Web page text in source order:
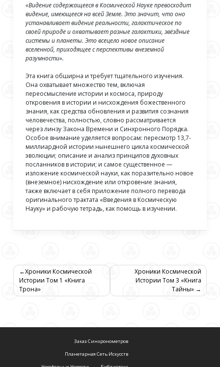
«Видение содержащееся в Космической Науке превосходит
видение, имеющееся на всей Земле. Это значит, что оно
устанавливает видение реальности, галактическое по
своей природе и охватывает разные галактики, звёздные
системы и планеты. Это всецело новое описание
вселенной, приходящее с перспективы внеземной
разумности».
Эта книга обширна и требует тщательного изучения.
Она охватывает множество тем, включая
переосмысление истории и космоса, природу
откровения в истории и нисхождения божественного
знания, как средства обновления и развития сознания
человечества, полностью, словно рассматривается
через линзу Закона Времени и Синхронного Порядка.
Особое внимание уделяется вопросам: пересмотр 13,7-
миллиардной истории нынешнего цикла космической
эволюции; описание и анализ принципов духовных
посланников в истории; и самое существенное —
изложение космической науки, как поразительно новое
(внеземное) нисхождение или откровение знания,
также включает в себя приложение полного перевода
оригинального трактата «Введения в Космическую
Науку» и рабочую тетрадь, как помощь в изучении.
Навигация
по
записям
Хроники Космической
Истории Том 1 «Книга
Трона»
Хроники Космической
Истории Том 3 «Книга
Тайны»
Заказ Синхронометров
Планетарная Сеть Искусств